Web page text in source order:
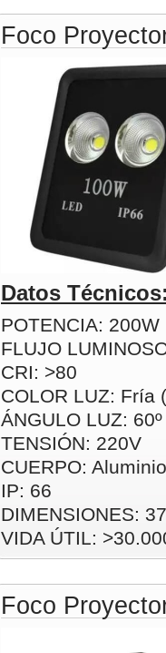
Foco
Datos
POTENCIA: 200W
FLUJO
CRI: >80
COLOR LUZ: Fría
ÁNGULO LUZ: 60º
TENSIÓN: 220V
CUERPO: Aluminio
IP: 66
DIMENSIONES:
VIDA ÚTIL:
Foco